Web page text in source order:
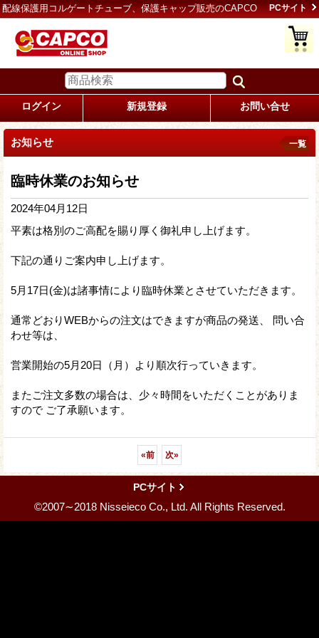
配線保護用コルゲートチューブ、保護キャップ販売のCAPCO PCサイト
ログイン 新規登録 お問い合せ
お知らせ 一覧
臨時休業のお知らせ
2024年04月12日
平素は格別のご高配を賜り厚く御礼申し上げます。
下記の通りご案内申し上げます。
5月17日(金)は諸事情により臨時休業とさせていただきます。
通常どおりWEBからの注文はできますが商品の発送、 問い合
わせ等は、
営業開始の5月20日（月）より順次行っていきます。
またご注文多数の場合は、少々時間をいただくことがありま
すので ご了承願います。
«前 次»
PCサイト
©2007∼2018 Nisseieco Co., Ltd. All Rights Reserved.